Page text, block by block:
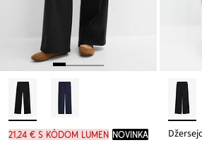
21,24 € s kódom LUMEN novinka